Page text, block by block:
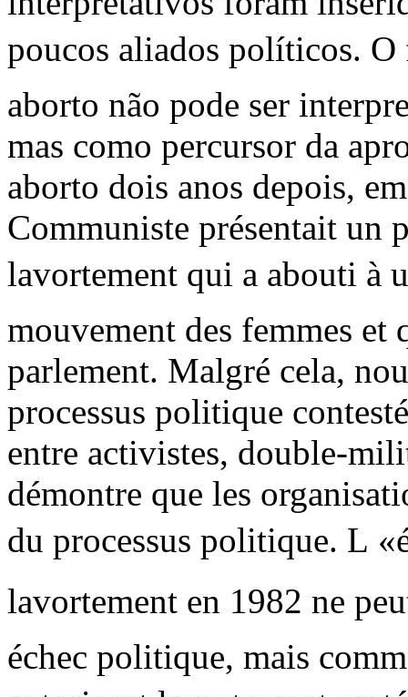
poucos aliados políticos. O
aborto não pode ser
mas como percursor da
aborto dois anos depois,
Communiste présentait un
lavortement qui a abouti à
mouvement des femmes
parlement. Malgré cela,
processus politique
entre activistes, double-
démontre que les
du processus politique. L
lavortement en 1982 ne
échec politique, mais